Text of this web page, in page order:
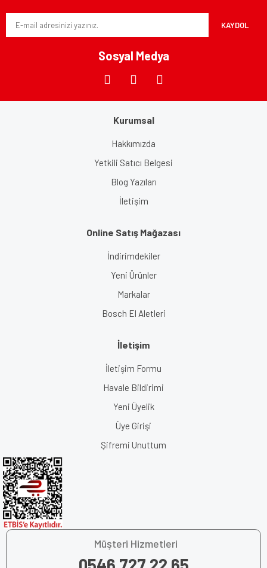
Ürün fiyatı diğer sitelerden daha pahalı.
KAYDOL
Sosyal Medya
Kurumsal
Hakkımızda
Yetkili Satıcı Belgesi
Blog Yazıları
İletişim
Online Satış Mağazası
İndirimdekiler
Yeni Ürünler
Markalar
Bosch El Aletleri
İletişim
İletişim Formu
Havale Bildirimi
Yeni Üyelik
Üye Girişi
Şifremi Unuttum
Müşteri Hizmetleri